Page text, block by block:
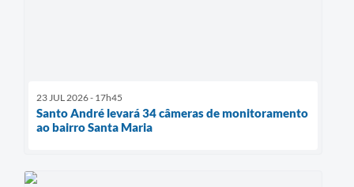
23 JUL 2026 - 17h45
Santo André levará 34 câmeras de monitoramento
ao bairro Santa Maria